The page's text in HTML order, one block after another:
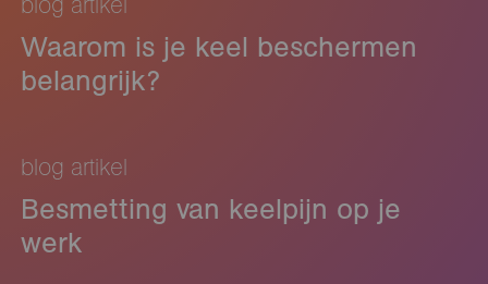
Waarom is je keel beschermen
belangrijk?
blog artikel
Besmetting van keelpijn op je
werk